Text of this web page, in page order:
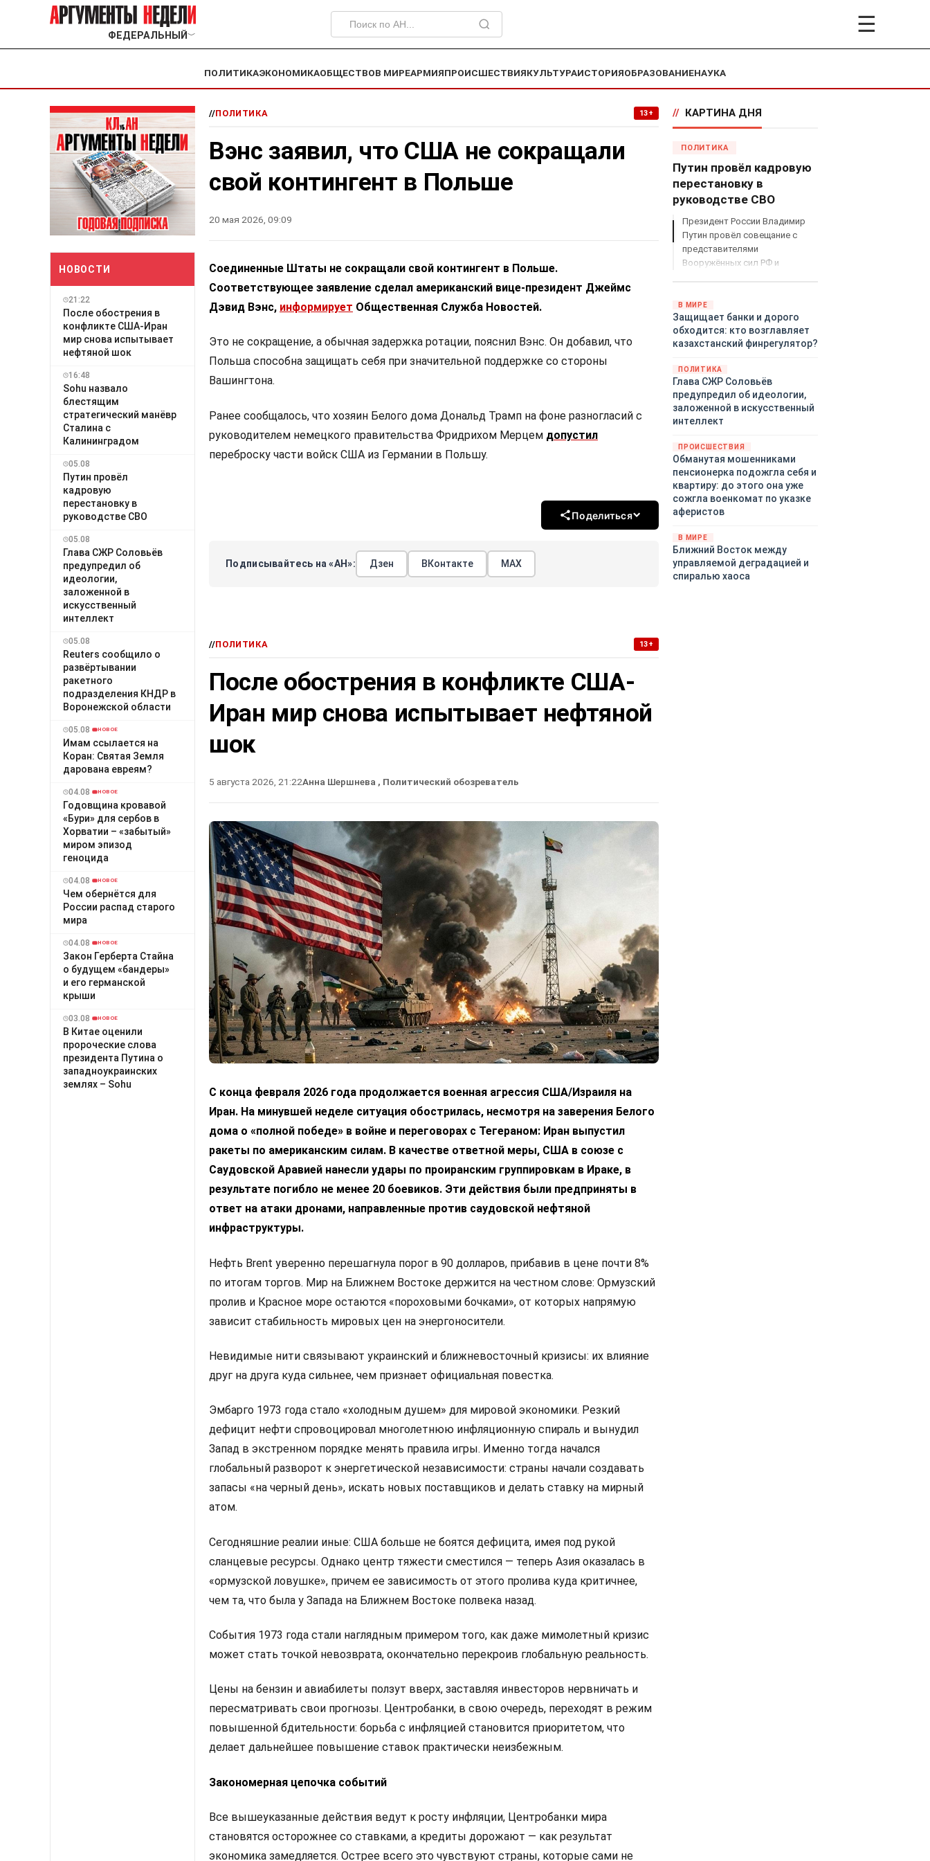
ФЕДЕРАЛЬНЫЙ ﹀ ☰
ПОЛИТИКАЭКОНОМИКАОБЩЕСТВОВ МИРЕАРМИЯПРОИСШЕСТВИЯКУЛЬТУРАИСТОРИЯОБРАЗОВАНИЕНАУКА
НОВОСТИ
21:22
После обострения в
конфликте США-Иран
мир снова испытывает
нефтяной шок
16:48
Sohu назвало
блестящим
стратегический манёвр
Сталина с
Калининградом
05.08
Путин провёл
кадровую
перестановку в
руководстве СВО
05.08
Глава СЖР Соловьёв
предупредил об
идеологии,
заложенной в
искусственный
интеллект
05.08
Reuters сообщило о
развёртывании
ракетного
подразделения КНДР в
Воронежской области
05.08 НОВОЕ
Имам ссылается на
Коран: Святая Земля
дарована евреям?
04.08 НОВОЕ
Годовщина кровавой
«Бури» для сербов в
Хорватии – «забытый»
миром эпизод
геноцида
04.08 НОВОЕ
Чем обернётся для
России распад старого
мира
04.08 НОВОЕ
Закон Герберта Стайна
о будущем «бандеры»
и его германской
крыши
03.08 НОВОЕ
В Китае оценили
пророческие слова
президента Путина о
западноукраинских
землях – Sohu
//ПОЛИТИКА 13+
Вэнс заявил, что США не сокращали
свой контингент в Польше
20 мая 2026, 09:09
Соединенные Штаты не сокращали свой контингент в Польше.
Соответствующее заявление сделал американский вице-президент Джеймс
Дэвид Вэнс, информирует Общественная Служба Новостей.
Это не сокращение, а обычная задержка ротации, пояснил Вэнс. Он добавил, что
Польша способна защищать себя при значительной поддержке со стороны
Вашингтона.
Ранее сообщалось, что хозяин Белого дома Дональд Трамп на фоне разногласий с
руководителем немецкого правительства Фридрихом Мерцем допустил
переброску части войск США из Германии в Польшу.
Поделиться
Подписывайтесь на «АН»: Дзен ВКонтакте МАХ
//ПОЛИТИКА 13+
После обострения в конфликте США-
Иран мир снова испытывает нефтяной
шок
5 августа 2026, 21:22Анна Шершнева , Политический обозреватель
С конца февраля 2026 года продолжается военная агрессия США/Израиля на
Иран. На минувшей неделе ситуация обострилась, несмотря на заверения Белого
дома о «полной победе» в войне и переговорах с Тегераном: Иран выпустил
ракеты по американским силам. В качестве ответной меры, США в союзе с
Саудовской Аравией нанесли удары по проиранским группировкам в Ираке, в
результате погибло не менее 20 боевиков. Эти действия были предприняты в
ответ на атаки дронами, направленные против саудовской нефтяной
инфраструктуры.
Нефть Brent уверенно перешагнула порог в 90 долларов, прибавив в цене почти 8%
по итогам торгов. Мир на Ближнем Востоке держится на честном слове: Ормузский
пролив и Красное море остаются «пороховыми бочками», от которых напрямую
зависит стабильность мировых цен на энергоносители.
Невидимые нити связывают украинский и ближневосточный кризисы: их влияние
друг на друга куда сильнее, чем признает официальная повестка.
Эмбарго 1973 года стало «холодным душем» для мировой экономики. Резкий
дефицит нефти спровоцировал многолетнюю инфляционную спираль и вынудил
Запад в экстренном порядке менять правила игры. Именно тогда начался
глобальный разворот к энергетической независимости: страны начали создавать
запасы «на черный день», искать новых поставщиков и делать ставку на мирный
атом.
Сегодняшние реалии иные: США больше не боятся дефицита, имея под рукой
сланцевые ресурсы. Однако центр тяжести сместился — теперь Азия оказалась в
«ормузской ловушке», причем ее зависимость от этого пролива куда критичнее,
чем та, что была у Запада на Ближнем Востоке полвека назад.
События 1973 года стали наглядным примером того, как даже мимолетный кризис
может стать точкой невозврата, окончательно перекроив глобальную реальность.
Цены на бензин и авиабилеты ползут вверх, заставляя инвесторов нервничать и
пересматривать свои прогнозы. Центробанки, в свою очередь, переходят в режим
повышенной бдительности: борьба с инфляцией становится приоритетом, что
делает дальнейшее повышение ставок практически неизбежным.
Закономерная цепочка событий
Все вышеуказанные действия ведут к росту инфляции, Центробанки мира
становятся осторожнее со ставками, а кредиты дорожают — как результат
экономика замедляется. Острее всего это чувствуют страны, которые сами не
// КАРТИНА ДНЯ
ПОЛИТИКА
Путин провёл кадровую
перестановку в
руководстве СВО
Президент России Владимир
Путин провёл совещание с
представителями
Вооружённых сил РФ и
руководстве спецоперацией.
В МИРЕ
Защищает банки и дорого
обходится: кто возглавляет
казахстанский финрегулятор?
ПОЛИТИКА
Глава СЖР Соловьёв
предупредил об идеологии,
заложенной в искусственный
интеллект
ПРОИСШЕСТВИЯ
Обманутая мошенниками
пенсионерка подожгла себя и
квартиру: до этого она уже
сожгла военкомат по указке
аферистов
В МИРЕ
Ближний Восток между
управляемой деградацией и
спиралью хаоса